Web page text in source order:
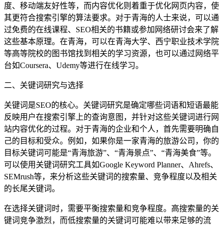
度、移动端友好性等，而内容优化则着重于优化网页内容，使
其更符合搜索引擎的算法要求。对于青海的人士来说，可以通
过免费的在线课程、SEO相关的书籍或参加网络研讨会来了解
这些基本原理。在青海，可以在青海大学、西宁职业技术学院
等高等院校的图书馆找到相关的学习资源，也可以通过网络平
台如Coursera、Udemy等进行在线学习。
二、关键词研究与选择
关键词是SEO的核心。关键词研究是确定哪些词语和短语最能
反映用户在搜索引擎上的查询意图，并针对这些关键词进行网
站内容优化的过程。对于青海的企业和个人，首先需要明确自
己的目标和受众。例如，如果你是一家青海的旅游公司，你的
目标关键词可能是“青海旅游”、“青海景点”、“青海美食”等。
可以使用关键词研究工具如Google Keyword Planner、Ahrefs、
SEMrush等，来分析这些关键词的搜索量、竞争程度以及相关
的长尾关键词。
在选择关键词时，需要平衡搜索量和竞争程度。高搜索量的关
键词竞争激烈，而低搜索量的关键词可能难以带来足够的流